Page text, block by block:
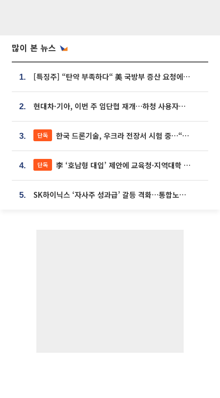
많이 본 뉴스
1. [특징주] “탄약 부족하다“ 美 국방부 증산 요청에⋯국내 방산주 급등세
2. 현대차·기아, 이번 주 임단협 재개…하청 사용자성 재심도 ‘변수’
3. 단독 한국 드론기술, 우크라 전장서 시험 중…“스타트업 여러 곳 참여”
4. 단독 李 ‘호남형 대입’ 제안에 교육청·지역대학 서·논술형 입시 연계 '착수'
5. SK하이닉스 ‘자사주 성과급’ 갈등 격화…통합노조 출범 움직임